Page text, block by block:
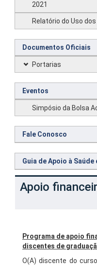
2021
Relatório do Uso
Documentos Oficiais
Portarias
Eventos
Simpósio da Bolsa
Fale Conosco
Guia de Apoio à
Apoio
Programa de apoio
discentes de
O(A) discente do